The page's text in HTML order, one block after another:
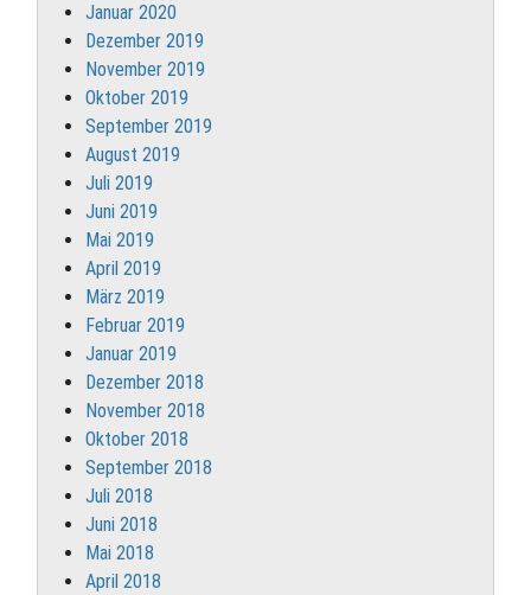
Januar 2020
Dezember 2019
November 2019
Oktober 2019
September 2019
August 2019
Juli 2019
Juni 2019
Mai 2019
April 2019
März 2019
Februar 2019
Januar 2019
Dezember 2018
November 2018
Oktober 2018
September 2018
Juli 2018
Juni 2018
Mai 2018
April 2018